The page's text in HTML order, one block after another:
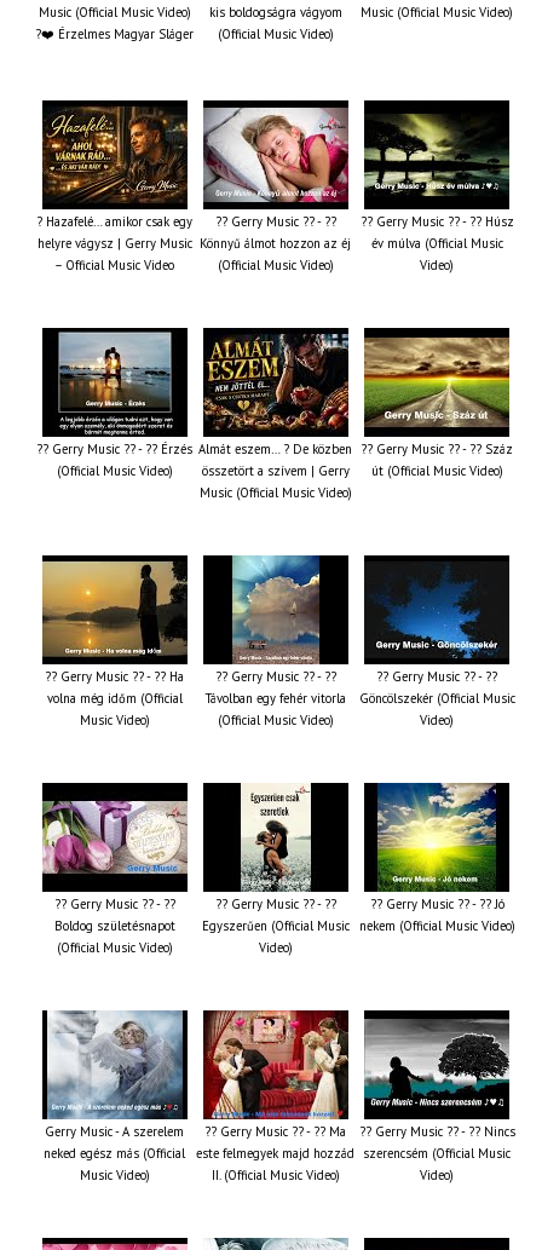
Music (Official Music Video)
?❤️ Érzelmes Magyar Sláger
kis boldogságra vágyom
(Official Music Video)
Music (Official Music Video)
? Hazafelé… amikor csak egy
helyre vágysz | Gerry Music
– Official Music Video
?? Gerry Music ?? - ??
Könnyű álmot hozzon az éj
(Official Music Video)
?? Gerry Music ?? - ?? Húsz
év múlva (Official Music
Video)
?? Gerry Music ?? - ?? Érzés
(Official Music Video)
Almát eszem… ? De közben
összetört a szívem | Gerry
Music (Official Music Video)
?? Gerry Music ?? - ?? Száz
út (Official Music Video)
?? Gerry Music ?? - ?? Ha
volna még időm (Official
Music Video)
?? Gerry Music ?? - ??
Távolban egy fehér vitorla
(Official Music Video)
?? Gerry Music ?? - ??
Göncölszekér (Official Music
Video)
?? Gerry Music ?? - ??
Boldog születésnapot
(Official Music Video)
?? Gerry Music ?? - ??
Egyszerűen (Official Music
Video)
?? Gerry Music ?? - ?? Jó
nekem (Official Music Video)
Gerry Music - A szerelem
neked egész más (Official
Music Video)
?? Gerry Music ?? - ?? Ma
este felmegyek majd hozzád
II. (Official Music Video)
?? Gerry Music ?? - ?? Nincs
szerencsém (Official Music
Video)